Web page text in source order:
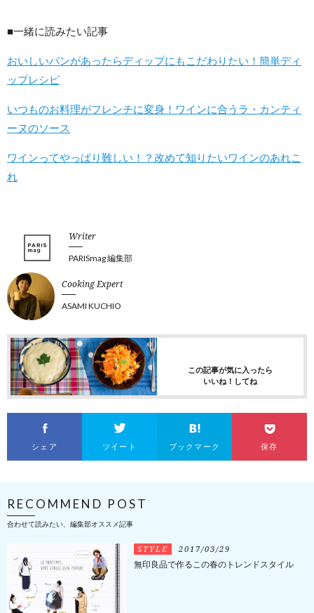
■一緒に読みたい記事
おいしいパンがあったらディップにもこだわりたい！簡単ディ
ップレシピ
いつものお料理がフレンチに変身！ワインに合うラ・カンティ
ーヌのソース
ワインってやっぱり難しい！？改めて知りたいワインのあれこ
れ
Writer
PARISmag 編集部
Cooking Expert
ASAMI KUCHIO
この記事が気に入ったら
いいね！してね
シェア ツイート ブックマーク 保存
RECOMMEND POST
合わせて読みたい、編集部オススメ記事
STYLE 2017/03/29
無印良品で作るこの春のトレンドスタイル